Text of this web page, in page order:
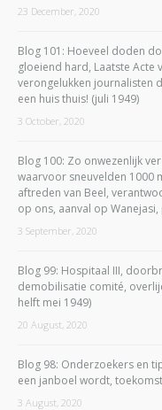
23 December, 2020
Blog 101: Hoeveel doden
gloeiend hard, Laatste Acte
verongelukken journalisten
een huis thuis! (juli 1949)
3 October, 2020
Blog 100: Zo onwezenlijk
waarvoor sneuvelden 1000
aftreden van Beel,
op ons, aanval op
3 September, 2020
Blog 99: Hospitaal III,
demobilisatie comité,
helft mei 1949)
20 August, 2020
Blog 98: Onderzoekers en
een janboel wordt,
3 August, 2020